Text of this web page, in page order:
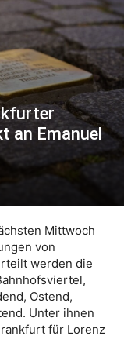
an Emanuel
Mittwoch
von
werden die
Ostend,
Unter ihnen
für Lorenz